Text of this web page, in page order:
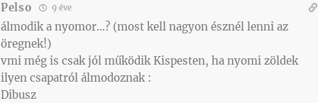
Pelso 9 éve
álmodik a nyomor…? (most kell nagyon észnél lenni az
öregnek!)
vmi még is csak jól működik Kispesten, ha nyomi zöldek
ilyen csapatról álmodoznak :
Dibusz